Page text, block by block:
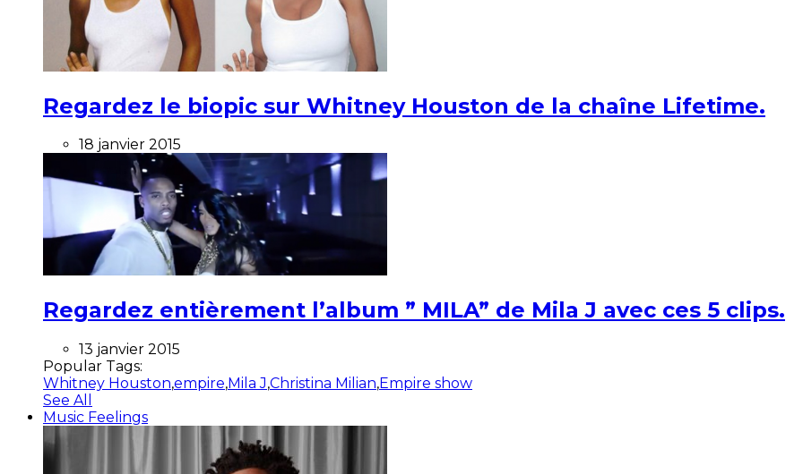
Regardez le biopic sur Whitney Houston de la chaîne Lifetime.
18 janvier 2015
Regardez entièrement l’album ” MILA” de Mila J avec ces 5 clips.
13 janvier 2015
Popular Tags:
Whitney Houston,empire,Mila J,Christina Milian,Empire show
See All
Music Feelings